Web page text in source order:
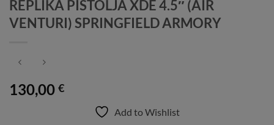
REPLIKA PIŠTOLJA XDE 4.5″ (AIR
VENTURI) SPRINGFIELD ARMORY
130,00 €
Add to Wishlist